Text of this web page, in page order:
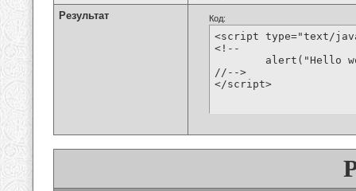
Результат
Код:
<script type="text/
<!--
//-->
</script>